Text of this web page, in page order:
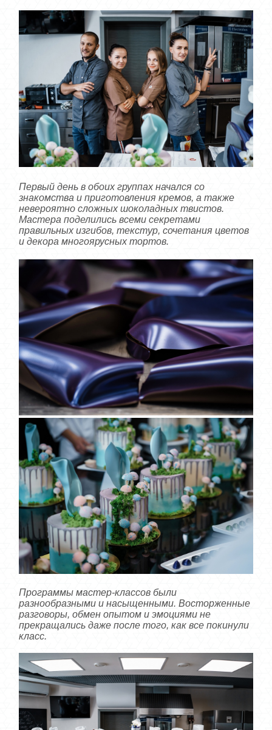
Первый день в обоих группах начался со
знакомства и приготовления кремов, а также
невероятно сложных шоколадных твистов.
Мастера поделились всеми секретами
правильных изгибов, текстур, сочетания цветов
и декора многоярусных тортов.
Программы мастер-классов были
разнообразными и насыщенными. Восторженные
разговоры, обмен опытом и эмоциями не
прекращались даже после того, как все покинули
класс.